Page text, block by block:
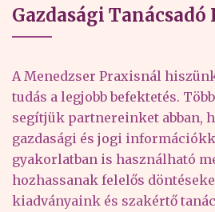
Gazdasági Tanácsadó
A Menedzser Praxisnál
tudás a legjobb befektetés.
segítjük partnereinket abban,
gazdasági és jogi
gyakorlatban is használható
hozhassanak felelős
kiadványaink és szakértő